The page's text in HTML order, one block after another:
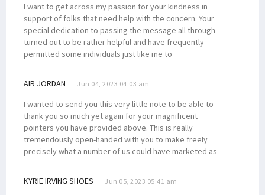
I want to get across my passion for your kindness in
support of folks that need help with the concern. Your
special dedication to passing the message all through
turned out to be rather helpful and have frequently
permitted some individuals just like me to
AIR JORDAN Jun 04, 2023 04:03 am
I wanted to send you this very little note to be able to
thank you so much yet again for your magnificent
pointers you have provided above. This is really
tremendously open-handed with you to make freely
precisely what a number of us could have marketed as
KYRIE IRVING SHOES Jun 05, 2023 05:41 am